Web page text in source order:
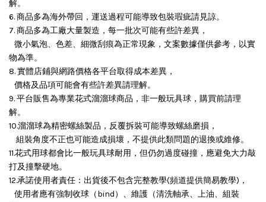
解。
6. 商品多為海外帶回，運送過程可能導致包裝瑕疵請見諒。
7. 商品多為工廠大量製造，每一批次可能有些許差異，
微小氣泡、色差、細微刮痕為正常現象，文案數據僅供參考，以實
物為準。
8. 實體店鋪與網路價格各平台取得成本差異，
價格及品項可能會有些許差異請理解。
9. 平台販售為專業花式溜溜球商品，非一般玩具球，購買前請理
解。
10.溜溜球為精密螺絲製品，反覆拆裝可能導致螺絲磨損，
組裝角度不正也可能造成損壞， 不提供此類問題的退換或維修。
11.花式用球都會比一般玩具球耐用，但仍勿過度碰撞，應避免大力敲
打及撞擊硬地。
12.承諾使用者責任：出貨後不包含完整教學(頻道提供簡易教學)，
使用者應有強制收球（bind）、維護（清洗軸承、上油、組裝